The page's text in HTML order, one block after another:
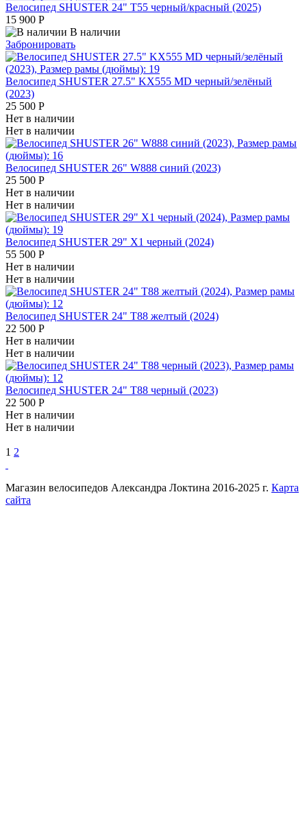
Велосипед SHUSTER 24" T55 черный/красный (2025)
15 900 Р
В наличии
Забронировать
Велосипед SHUSTER 27.5" KX555 MD черный/зелёный
(2023)
25 500 Р
Нет в наличии
Нет в наличии
Велосипед SHUSTER 26" W888 синий (2023)
25 500 Р
Нет в наличии
Нет в наличии
Велосипед SHUSTER 29" X1 черный (2024)
55 500 Р
Нет в наличии
Нет в наличии
Велосипед SHUSTER 24" T88 желтый (2024)
22 500 Р
Нет в наличии
Нет в наличии
Велосипед SHUSTER 24" T88 черный (2023)
22 500 Р
Нет в наличии
Нет в наличии
1 2
Магазин велосипедов Александра Локтина 2016-2025 г. Карта
сайта